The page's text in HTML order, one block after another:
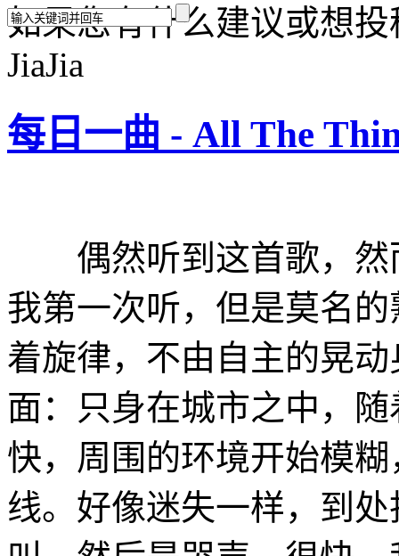
如果您有什么建议或想投
JiaJia
每日一曲 - All The
偶然听到这首歌，然
我第一次听，但是莫名
着旋律，不由自主的晃
面：只身在城市之中，
快，周围的环境开始模
线。好像迷失一样，到